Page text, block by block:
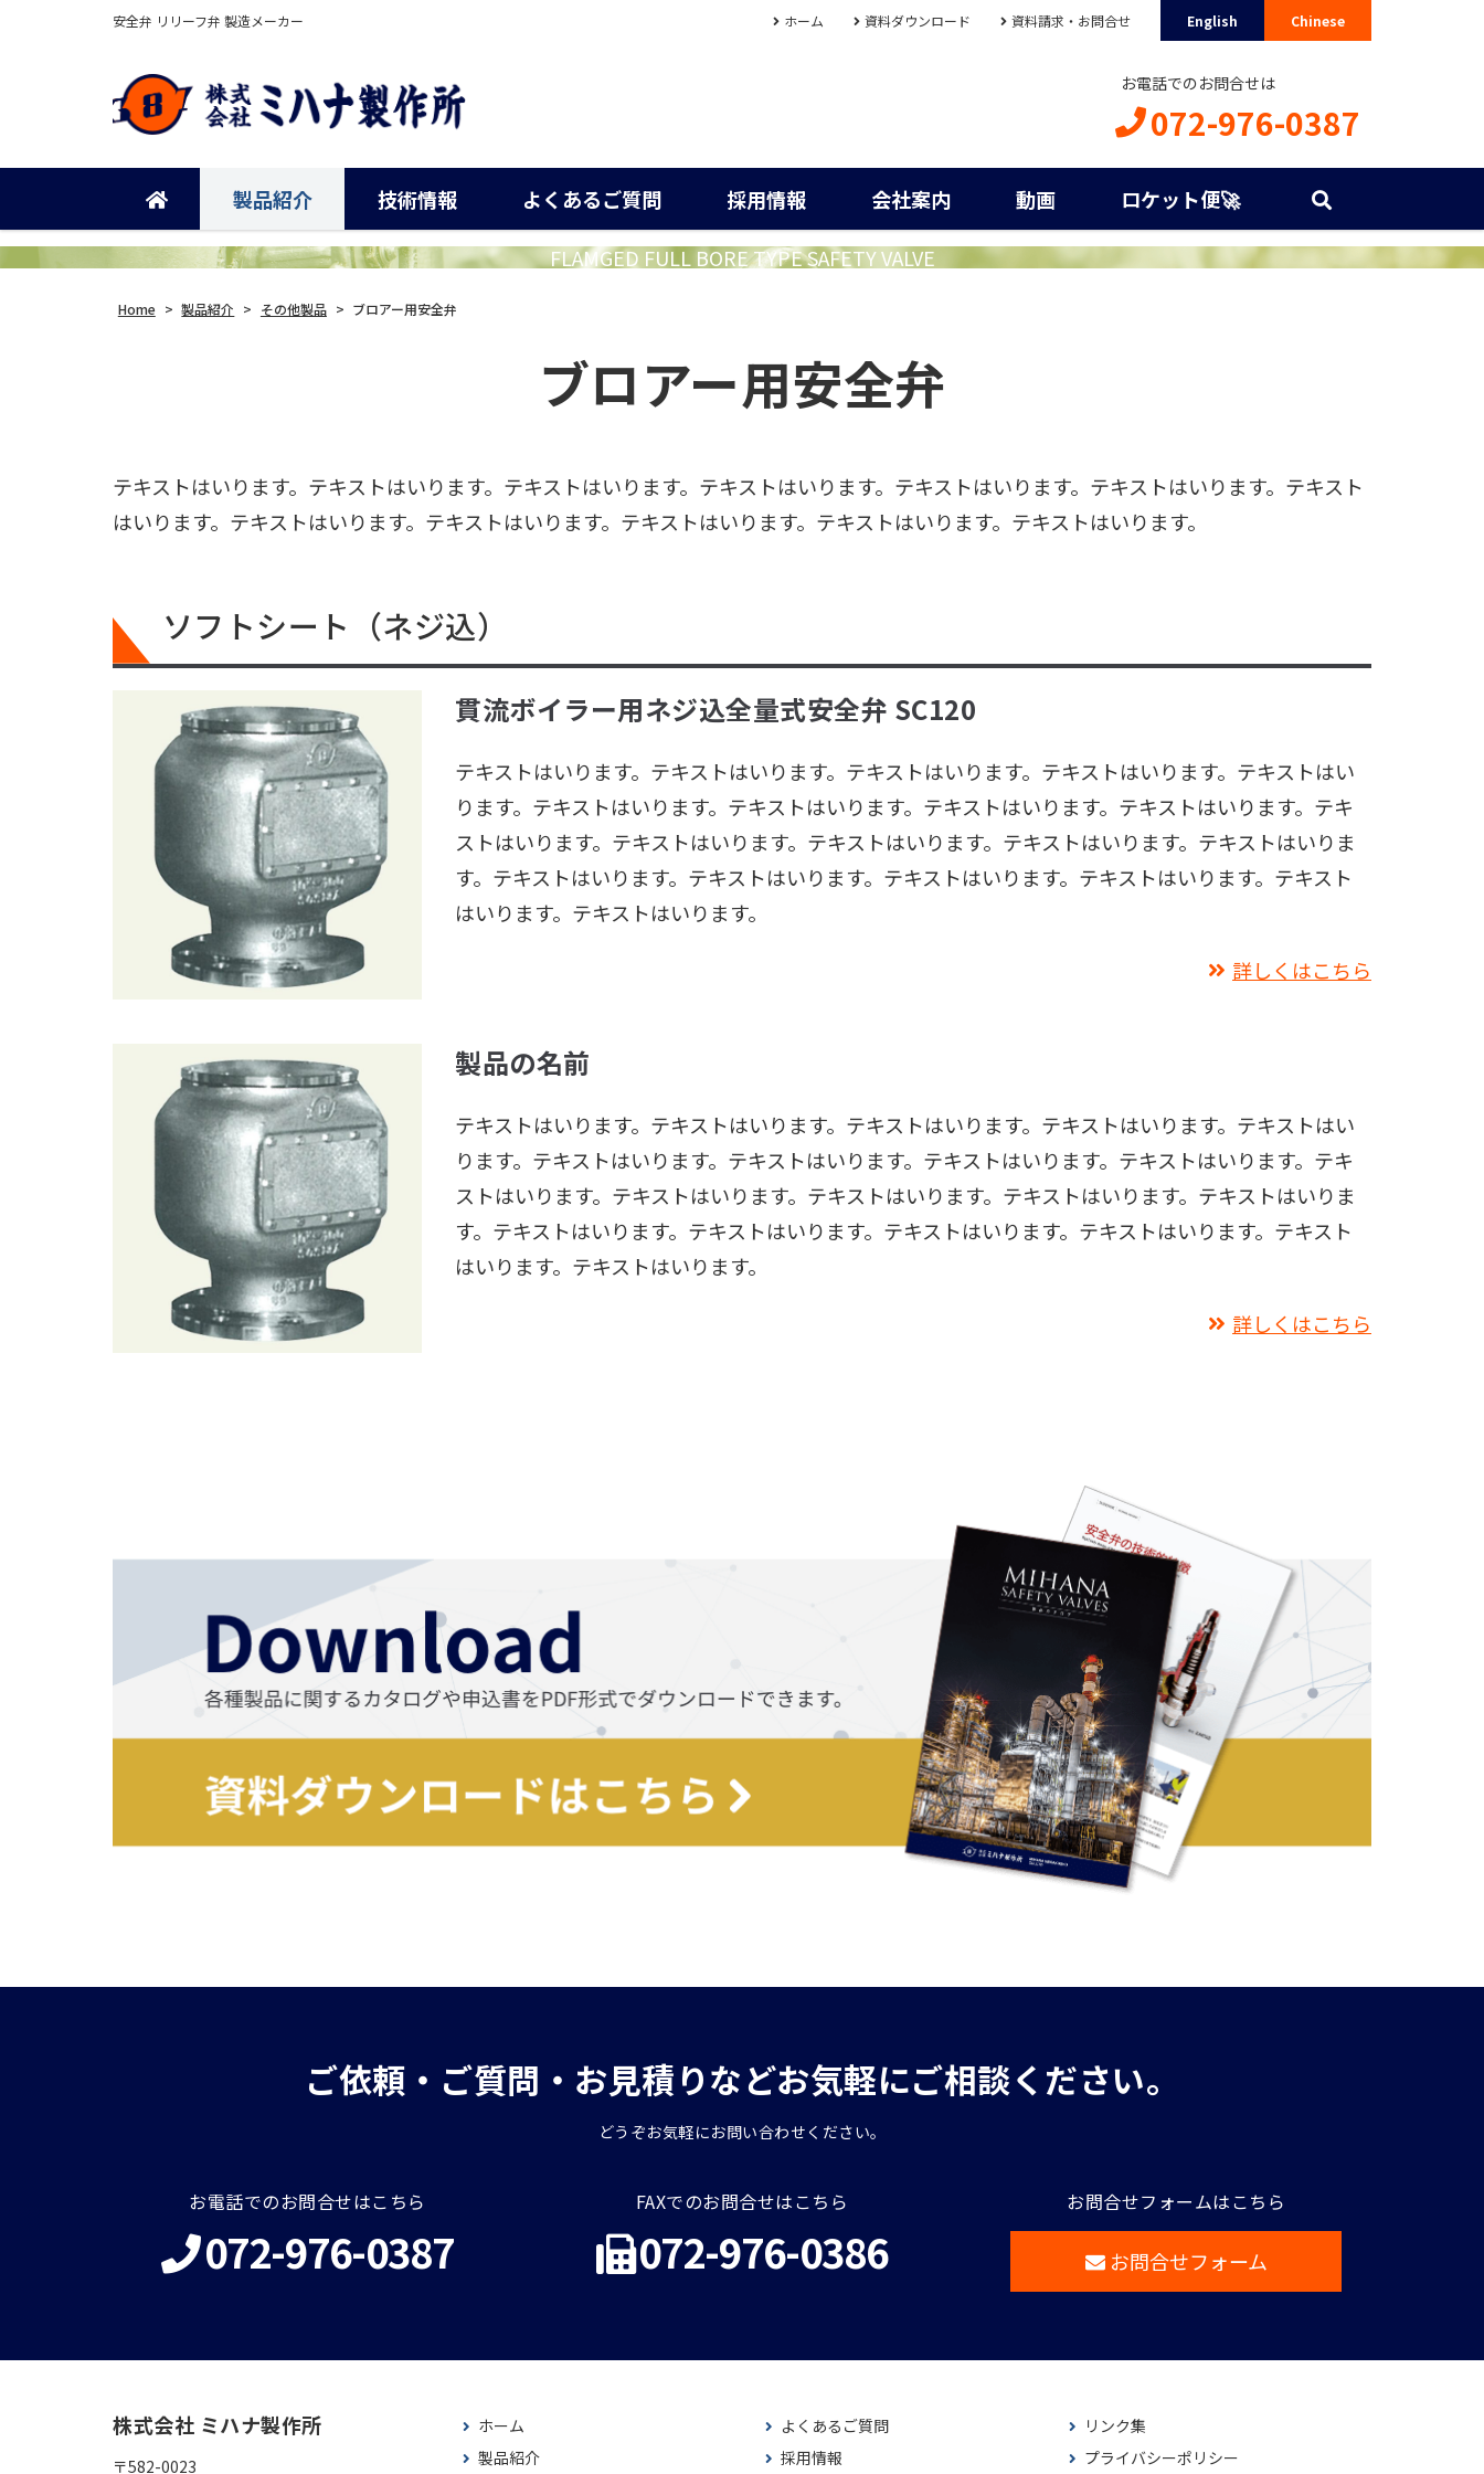
安全弁 リリーフ弁 製造メーカー ホーム 資料ダウンロード 資料請求・お問合せ English Chinese
お電話でのお問合せは
072-976-0387
製品紹介 技術情報 よくあるご質問 採用情報 会社案内 動画 ロケット便🚀
FLAMGED FULL BORE TYPE SAFETY VALVE
Home > 製品紹介 > その他製品 > ブロアー用安全弁
ブロアー用安全弁
テキストはいります。テキストはいります。テキストはいります。テキストはいります。テキストはいります。テキストはいります。テキスト
はいります。テキストはいります。テキストはいります。テキストはいります。テキストはいります。テキストはいります。
ソフトシート（ネジ込）
貫流ボイラー用ネジ込全量式安全弁 SC120
テキストはいります。テキストはいります。テキストはいります。テキストはいります。テキストはい
ります。テキストはいります。テキストはいります。テキストはいります。テキストはいります。テキ
ストはいります。テキストはいります。テキストはいります。テキストはいります。テキストはいりま
す。テキストはいります。テキストはいります。テキストはいります。テキストはいります。テキスト
はいります。テキストはいります。
詳しくはこちら
製品の名前
テキストはいります。テキストはいります。テキストはいります。テキストはいります。テキストはい
ります。テキストはいります。テキストはいります。テキストはいります。テキストはいります。テキ
ストはいります。テキストはいります。テキストはいります。テキストはいります。テキストはいりま
す。テキストはいります。テキストはいります。テキストはいります。テキストはいります。テキスト
はいります。テキストはいります。
詳しくはこちら
ご依頼・ご質問・お見積りなどお気軽にご相談ください。
どうぞお気軽にお問い合わせください。
お電話でのお問合せはこちら
072-976-0387
FAXでのお問合せはこちら
072-976-0386
お問合せフォームはこちら
お問合せフォーム
株式会社 ミハナ製作所
〒582-0023
ホーム
製品紹介
よくあるご質問
採用情報
リンク集
プライバシーポリシー